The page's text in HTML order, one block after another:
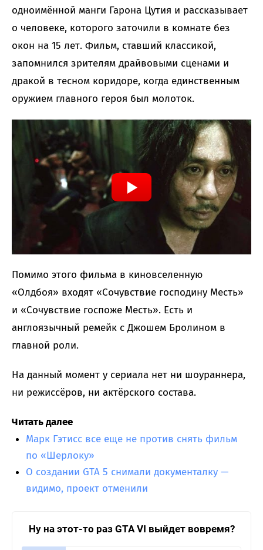
одноимённой манги Гарона Цутия и рассказывает
о человеке, которого заточили в комнате без
окон на 15 лет. Фильм, ставший классикой,
запомнился зрителям драйвовыми сценами и
дракой в тесном коридоре, когда единственным
оружием главного героя был молоток.
Помимо этого фильма в киновселенную
«Олдбоя» входят «Сочувствие господину Месть»
и «Сочувствие госпоже Месть». Есть и
англоязычный ремейк с Джошем Бролином в
главной роли.
На данный момент у сериала нет ни шоураннера,
ни режиссёров, ни актёрского состава.
Читать далее
Марк Гэтисс все еще не против снять фильм
по «Шерлоку»
О создании GTA 5 снимали документалку —
видимо, проект отменили
Ну на этот-то раз GTA VI выйдет вовремя?